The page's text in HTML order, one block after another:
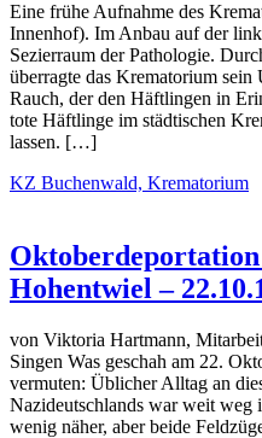
Eine frühe Aufnahme des
Innenhof). Im Anbau auf der
Sezierraum der Pathologie.
überragte das Krematorium
Rauch, der den Häftlingen in
tote Häftlinge im städtischen
lassen. […]
KZ Buchenwald, Krematorium
Hohentwiel –
von Viktoria Hartmann,
Singen Was geschah am 22.
vermuten: Üblicher Alltag an
Nazideutschlands war weit weg
wenig näher, aber beide